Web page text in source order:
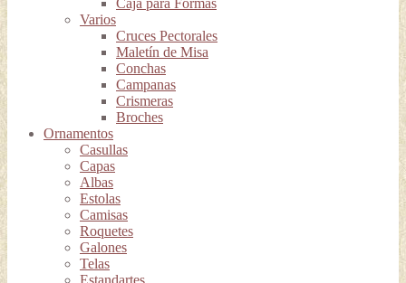
Caja para Formas
Varios
Cruces Pectorales
Maletín de Misa
Conchas
Campanas
Crismeras
Broches
Ornamentos
Casullas
Capas
Albas
Estolas
Camisas
Roquetes
Galones
Telas
Estandartes